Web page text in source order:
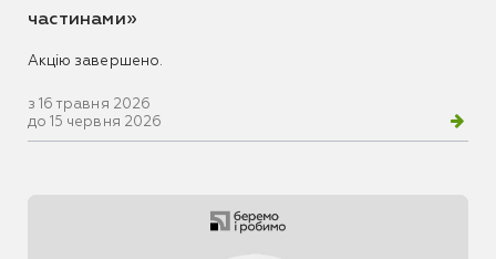
частинами»
Акцію завершено.
з 16 травня 2026
до 15 червня 2026